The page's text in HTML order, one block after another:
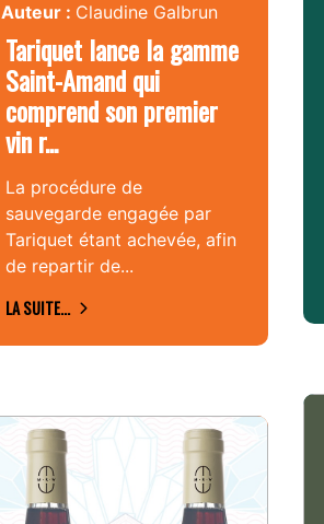
Auteur : Claudine Galbrun
Tariquet lance la gamme
Saint-Amand qui
comprend son premier
vin r...
La procédure de
sauvegarde engagée par
Tariquet étant achevée, afin
de repartir de...
LA SUITE...